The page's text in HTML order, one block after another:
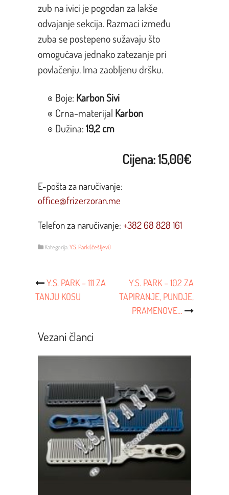
zub na ivici je pogodan za lakše
odvajanje sekcija. Razmaci između
zuba se postepeno sužavaju što
omogućava jednako zatezanje pri
povlačenju. Ima zaobljenu dršku.
Boje: KarbonSivi
Crna-materijal Karbon
Dužina:19,2 cm
Cijena: 15,00€
E-pošta za naručivanje:
office@frizerzoran.me
Telefon za naručivanje: +382 68 828 161
Kategorija:Y.S. Park (češljevi)
Post
Navigacija
Y.S. PARK – 111 ZA
TANJU KOSU
Y.S. PARK – 102 ZA
TAPIRANJE, PUNDJE,
PRAMENOVE…
Vezani članci